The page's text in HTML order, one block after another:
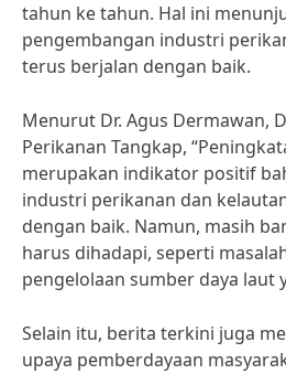
tahun ke tahun. Hal ini
pengembangan industri
terus berjalan dengan baik.
Menurut Dr. Agus Dermawan,
Perikanan Tangkap,
merupakan indikator positif
industri perikanan dan
dengan baik. Namun, masih
harus dihadapi, seperti
pengelolaan sumber daya laut
Selain itu, berita terkini juga
upaya pemberdayaan